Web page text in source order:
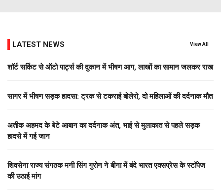
LATEST NEWS View All
शॉर्ट सर्किट से ऑटो पार्ट्स की दुकान में भीषण आग, लाखों का सामान जलकर राख
सागर में भीषण सड़क हादसा: ट्रक से टकराई बोलेरो, दो महिलाओं की दर्दनाक मौत
अतीक अहमद के बेटे आबान का दर्दनाक अंत, भाई से मुलाकात से पहले सड़क
हादसे में गई जान
शिवसेना राज्य संगठक मनी सिंग गुरोन ने बीना में बंदे भारत एक्सप्रेस के स्टॉपेज
की उठाई मांग